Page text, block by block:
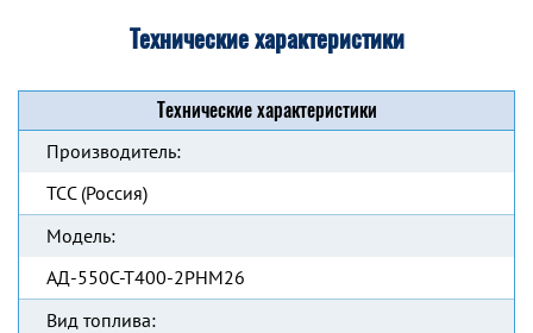
Технические характеристики
Технические характеристики
Производитель:
ТСС (Россия)
Модель:
АД-550С-Т400-2РНМ26
Вид топлива: